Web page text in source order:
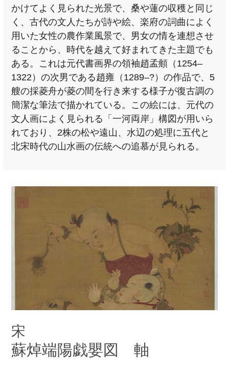
かけてよく見られた光景で、桑や蓮の収穫と同じ
く、古代の文人たちが詩や絵、楽府の詞曲によく
用いた女性の農作業風景で、男女の情を連想させ
ることから、時代を越えて好まれてきた主題でも
ある。これは元代書画界の領袖趙孟頫（1254–
1322）の次男である趙雍（1289–?）の作品で、5
艘の採菱舟が菱の間を行き来する様子が復古調の
簡潔な筆法で描かれている。この絵には、元代の
文人画によく見られる「一河両岸」構図が用いら
れており、2株の松や遠山、水辺の処理に五代と
北宋時代の山水画の伝統への追慕が見られる。
宋
蘇焯端陽戯嬰図 軸